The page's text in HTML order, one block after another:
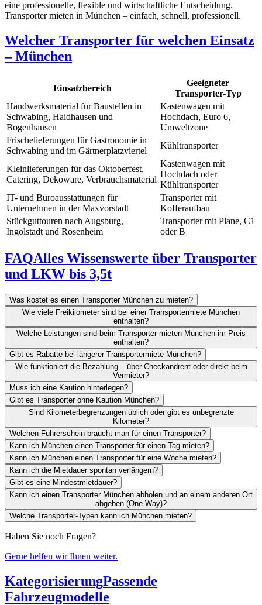
eine professionelle, flexible und wirtschaftliche Entscheidung.
Transporter mieten in München – einfach, schnell, professionell.
Welcher Transporter für welchen Einsatz
– München
Einsatzbereich
Geeigneter
Transporter-Typ
Handwerksmaterial für Baustellen in
Schwabing, Haidhausen und
Bogenhausen
Kastenwagen mit
Hochdach, Euro 6,
Umweltzone
Frischelieferungen für Gastronomie in
Schwabing und im Gärtnerplatzviertel
Kühltransporter
Kleinlieferungen für das Oktoberfest,
Catering, Dekoware, Verbrauchsmaterial
Kastenwagen mit
Hochdach oder
Kühltransporter
IT- und Büroausstattungen für
Unternehmen in der Maxvorstadt
Transporter mit
Kofferaufbau
Stückguttouren nach Augsburg,
Ingolstadt und Rosenheim
Transporter mit Plane, C1
oder B
FAQAlles Wissenswerte über Transporter
und LKW bis 3,5t
Was kostet es einen Transporter München zu mieten?
Wie viele Freikilometer sind bei einer Transportermiete München
enthalten?
Welche Leistungen sind beim Transporter mieten München im Preis
enthalten?
Gibt es Rabatte bei längerer Transportermiete München?
Wie funktioniert die Bezahlung – über Checkandrent oder direkt beim
Vermieter?
Muss ich eine Kaution hinterlegen?
Gibt es Transporter ohne Kaution München?
Sind Kilometerbegrenzungen üblich oder gibt es unbegrenzte
Kilometer?
Welchen Führerschein braucht man für einen Transporter?
Kann ich München einen Transporter für einen Tag mieten?
Kann ich München einen Transporter für eine Woche mieten?
Kann ich die Mietdauer spontan verlängern?
Gibt es eine Mindestmietdauer?
Kann ich einen Transporter München abholen und an einem anderen Ort
abgeben (One-Way)?
Welche Transporter-Typen kann ich München mieten?
Haben Sie noch Fragen?
Gerne helfen wir Ihnen weiter.
KategorisierungPassende
Fahrzeugmodelle